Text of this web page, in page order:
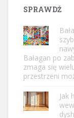
SPRAWDŹ
Bałagan po
zmaga się
przestrzeni
Jak